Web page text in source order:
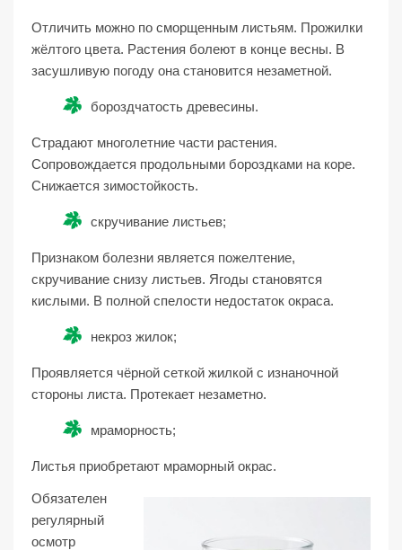
Отличить можно по сморщенным листьям. Прожилки
жёлтого цвета. Растения болеют в конце весны. В
засушливую погоду она становится незаметной.
бороздчатость древесины.
Страдают многолетние части растения.
Сопровождается продольными бороздками на коре.
Снижается зимостойкость.
скручивание листьев;
Признаком болезни является пожелтение,
скручивание снизу листьев. Ягоды становятся
кислыми. В полной спелости недостаток окраса.
некроз жилок;
Проявляется чёрной сеткой жилкой с изнаночной
стороны листа. Протекает незаметно.
мраморность;
Листья приобретают мраморный окрас.
Обязателен
регулярный
осмотр